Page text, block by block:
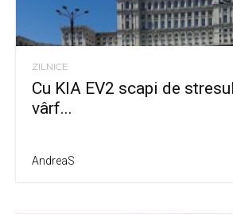
ZILNICE
Cu KIA EV2 scapi de
vârf...
AndreaS